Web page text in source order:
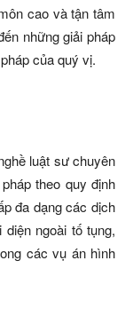
cao và tận tâm
những giải pháp
của quý vị.
luật sư chuyên
theo quy định
đa dạng các dịch
ngoài tố tụng,
các vụ án hình